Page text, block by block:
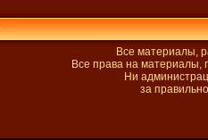
Все материалы,
Все права на материалы,
Ни
за